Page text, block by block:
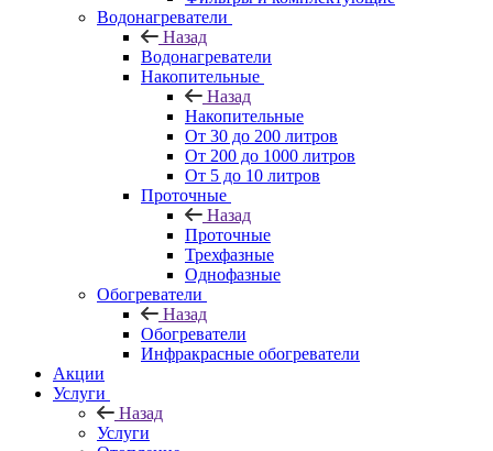
Водонагреватели
Назад
Водонагреватели
Накопительные
Назад
Накопительные
От 30 до 200 литров
От 200 до 1000 литров
От 5 до 10 литров
Проточные
Назад
Проточные
Трехфазные
Однофазные
Обогреватели
Назад
Обогреватели
Инфракрасные обогреватели
Акции
Услуги
Назад
Услуги